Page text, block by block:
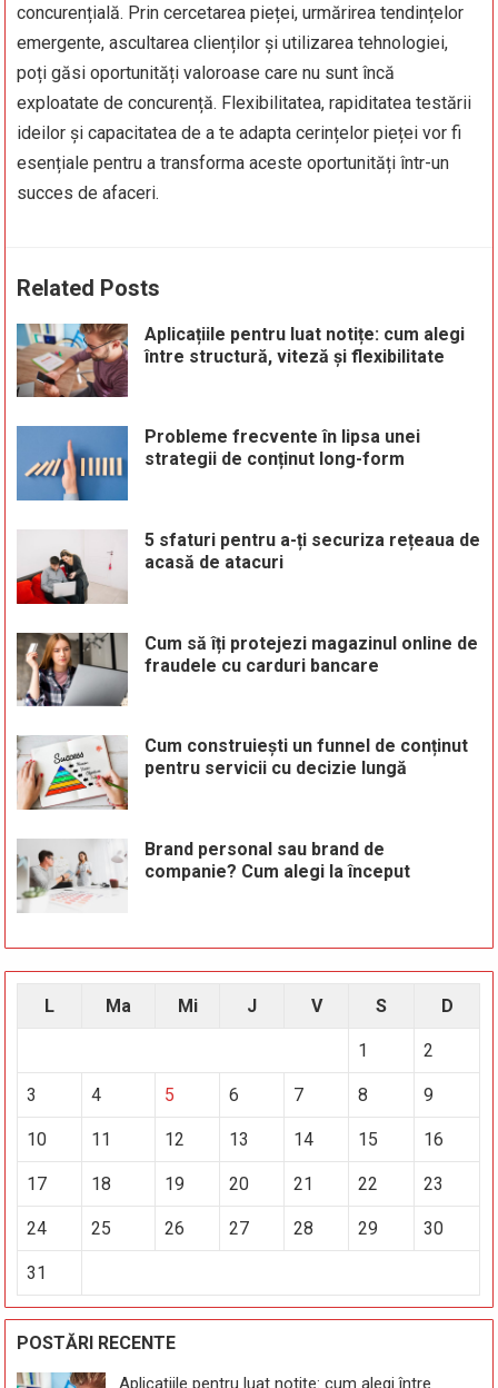
concurențială. Prin cercetarea pieței, urmărirea tendințelor
emergente, ascultarea clienților și utilizarea tehnologiei,
poți găsi oportunități valoroase care nu sunt încă
exploatate de concurență. Flexibilitatea, rapiditatea testării
ideilor și capacitatea de a te adapta cerințelor pieței vor fi
esențiale pentru a transforma aceste oportunități într-un
succes de afaceri.
Related Posts
Aplicațiile pentru luat notițe: cum alegi
între structură, viteză și flexibilitate
Probleme frecvente în lipsa unei
strategii de conținut long-form
5 sfaturi pentru a-ți securiza rețeaua de
acasă de atacuri
Cum să îți protejezi magazinul online de
fraudele cu carduri bancare
Cum construiești un funnel de conținut
pentru servicii cu decizie lungă
Brand personal sau brand de
companie? Cum alegi la început
L Ma Mi J V S D
1 2
3 4 5 6 7 8 9
10 11 12 13 14 15 16
17 18 19 20 21 22 23
24 25 26 27 28 29 30
31
POSTĂRI RECENTE
Aplicațiile pentru luat notițe: cum alegi între